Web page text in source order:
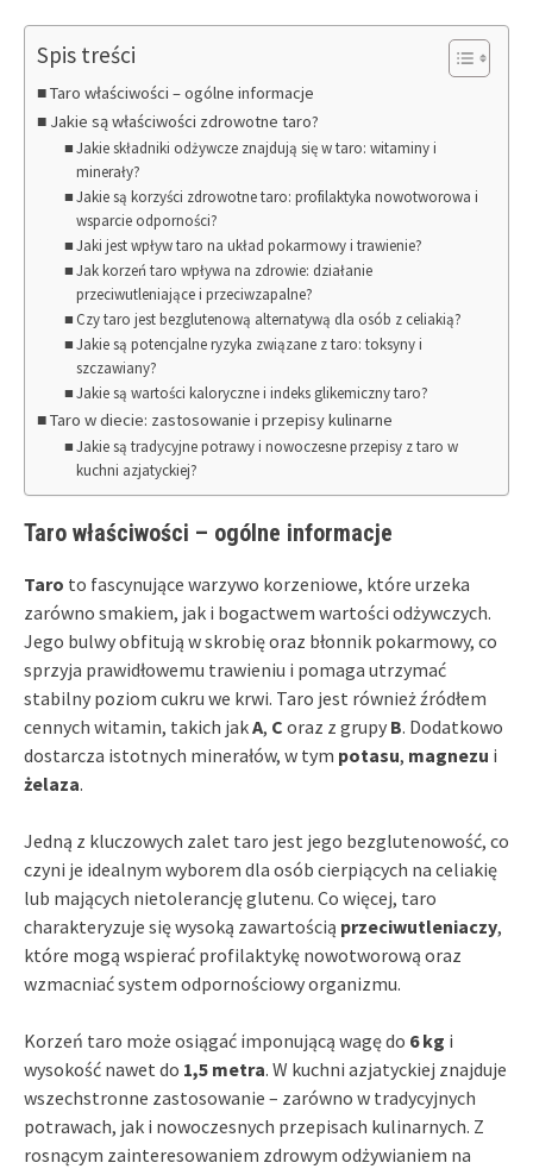
Spis treści
Taro właściwości – ogólne informacje
Jakie są właściwości zdrowotne taro?
Jakie składniki odżywcze znajdują się w taro: witaminy i
minerały?
Jakie są korzyści zdrowotne taro: profilaktyka nowotworowa i
wsparcie odporności?
Jaki jest wpływ taro na układ pokarmowy i trawienie?
Jak korzeń taro wpływa na zdrowie: działanie
przeciwutleniające i przeciwzapalne?
Czy taro jest bezglutenową alternatywą dla osób z celiakią?
Jakie są potencjalne ryzyka związane z taro: toksyny i
szczawiany?
Jakie są wartości kaloryczne i indeks glikemiczny taro?
Taro w diecie: zastosowanie i przepisy kulinarne
Jakie są tradycyjne potrawy i nowoczesne przepisy z taro w
kuchni azjatyckiej?
Taro właściwości – ogólne informacje
Taro to fascynujące warzywo korzeniowe, które urzeka
zarówno smakiem, jak i bogactwem wartości odżywczych.
Jego bulwy obfitują w skrobię oraz błonnik pokarmowy, co
sprzyja prawidłowemu trawieniu i pomaga utrzymać
stabilny poziom cukru we krwi. Taro jest również źródłem
cennych witamin, takich jakA, C oraz z grupy B. Dodatkowo
dostarcza istotnych minerałów, w tym potasu, magnezu i
żelaza.
Jedną z kluczowych zalet taro jest jego bezglutenowość, co
czyni je idealnym wyborem dla osób cierpiących na celiakię
lub mających nietolerancję glutenu. Co więcej, taro
charakteryzuje się wysoką zawartością przeciwutleniaczy,
które mogą wspierać profilaktykę nowotworową oraz
wzmacniać system odpornościowy organizmu.
Korzeń taro może osiągać imponującą wagę do 6 kg i
wysokość nawet do 1,5 metra. W kuchni azjatyckiej znajduje
wszechstronne zastosowanie – zarówno w tradycyjnych
potrawach, jak i nowoczesnych przepisach kulinarnych. Z
rosnącym zainteresowaniem zdrowym odżywianiem na